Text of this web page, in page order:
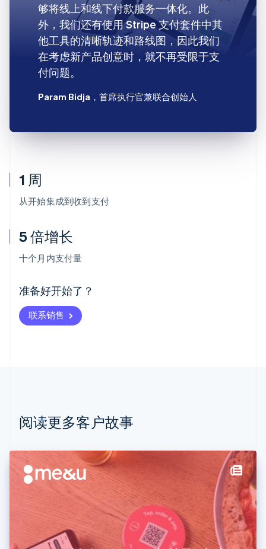
1 周
从开始集成到收到支付
5 倍增长
十个月内支付量
准备好开始了？
联系销售
够将线上和线下付款服务一体化。此
外，我们还有使用 Stripe 支付套件中其
他工具的清晰轨迹和路线图，因此我们
在考虑新产品创意时，就不再受限于支
付问题。
Param Bidja ，首席执行官兼联合创始人
阅读更多客户故事
阿联酋
爱尔兰
爱沙尼亚
English
奥地利
Deutsch English
Nederlands Français Deutsch
波兰
丹麦
English
德国
Deutsch English
EnglishSvenska